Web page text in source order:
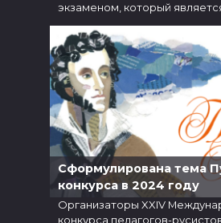
экзаменом, который
5
Сформулирована тема
конкурса в 2024 году
Организаторы XXIV
конкурса педагогов-